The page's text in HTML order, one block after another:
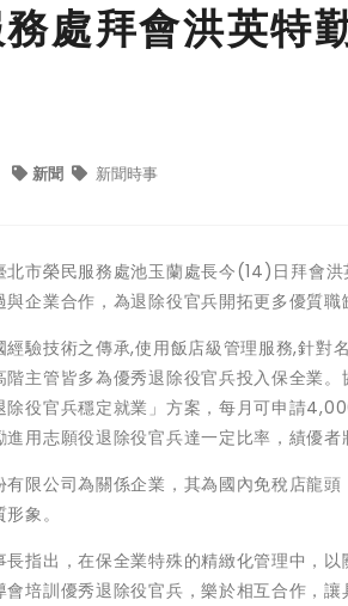
處拜會洪英特
新聞 新聞時事
市榮民服務處池玉蘭處長今(14)日拜會
企業合作，為退除役官兵開拓更多優質職
驗技術之傳承,使用飯店級管理服務,針對
主管皆多為優秀退除役官兵投入保全業
除役官兵穩定就業」方案，每月可申請
用志願役退除役官兵達一定比率，績優者
限公司為關係企業，其為國內免稅店龍
象。
指出，在保全業特殊的精緻化管理中，
培訓優秀退除役官兵，樂於相互合作，